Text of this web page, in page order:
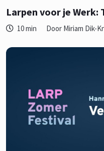
Larpen voor je Werk:
10 min Door Miriam Dik-